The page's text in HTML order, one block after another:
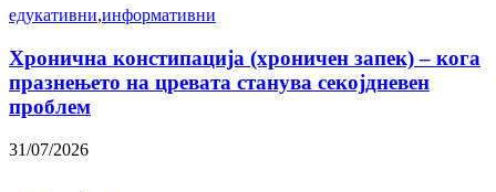
едукативни,информативни
Хронична констипација (хроничен запек) – кога
празнењето на цревата станува секојдневен
проблем
31/07/2026